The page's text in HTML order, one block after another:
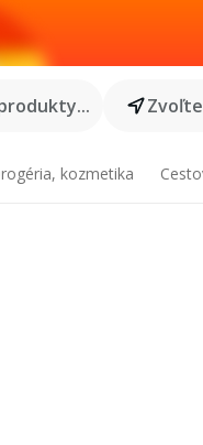
kozmetika